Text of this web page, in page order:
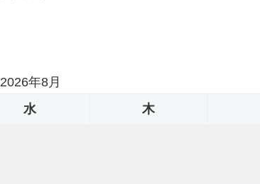
2026年8月
水 木